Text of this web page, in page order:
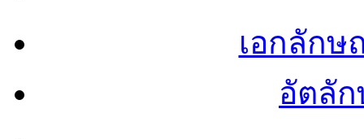
เอกลัก
อัตลั